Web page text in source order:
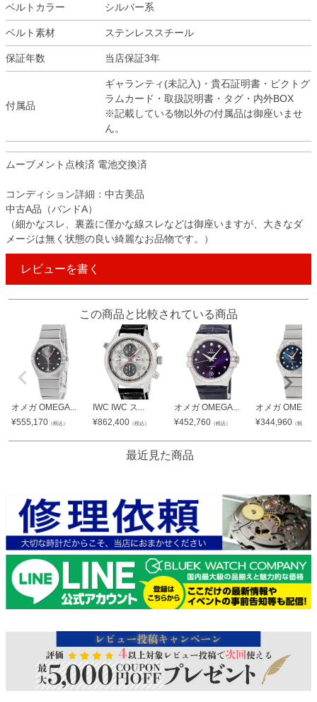
ベルトカラー シルバー系
ベルト素材 ステンレススチール
保証年数 当店保証3年
付属品
ギャランティ(未記入)・貴石証明書・ピクトグ
ラムカード・取扱説明書・タグ・内外BOX
※記載している物以外の付属品は御座いませ
ん。
ムーブメント点検済 電池交換済
コンディション詳細：中古美品
中古A品（バンドA）
（細かなスレ、裏蓋に僅かな線スレなどは御座いますが、大きなダ
メージは無く状態の良い綺麗なお品物です。）
レビューを書く
この商品と比較されている商品
オメガ OMEGA...
¥555,170 （税込）
IWC IWC ス...
¥862,400 （税込）
オメガ OMEGA...
¥452,760 （税込）
オメガ
¥344,960 （税込）
最近見た商品